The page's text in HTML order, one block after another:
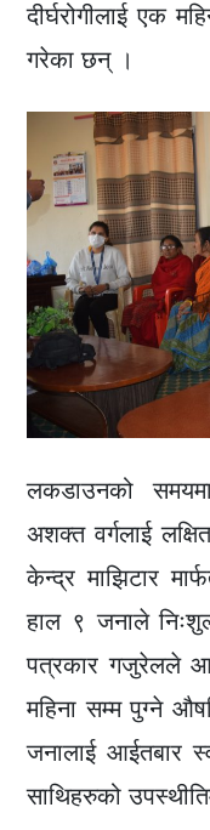
दीर्घरोगीलाई एक
गरेका छन् ।
लकडाउनको
अशक्त वर्गलाई
केन्द्र माझिटार
हाल ९ जनाले
पत्रकार गजुरेलले
महिना सम्म पुग्ने
जनालाई आईतबार
साथिहरुको